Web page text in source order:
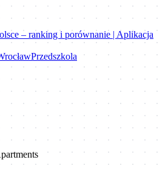
– ranking i porównanie | Aplikacja
Przedszkola